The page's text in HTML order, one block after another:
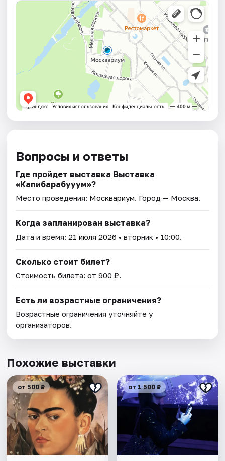
Вопросы и ответы
Где пройдет выставка Выставка
«Капибарабууум»?
Место проведения: Москвариум. Город — Москва.
Когда запланирован выставка?
Дата и время:21 июля 2026 • вторник • 10:00.
Сколько стоит билет?
Стоимость билета: от 900 ₽.
Есть ли возрастные ограничения?
Возрастные ограничения уточняйте у
организаторов.
Похожие выставки
от 500 ₽ от 1 500 ₽